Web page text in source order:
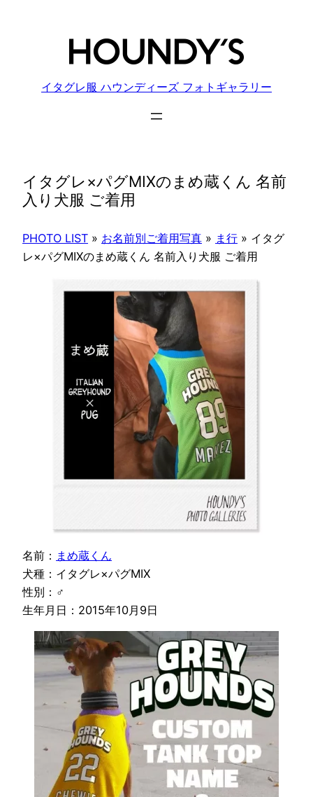
イタグレ服 ハウンディーズ フォトギャラリー
イタグレ×パグMIXのまめ蔵くん 名前
入り犬服 ご着用
PHOTO LIST » お名前別ご着用写真 » ま行 » イタグ
レ×パグMIXのまめ蔵くん 名前入り犬服 ご着用
名前： まめ蔵くん
犬種：イタグレ×パグMIX
性別：♂
生年月日：2015年10月9日